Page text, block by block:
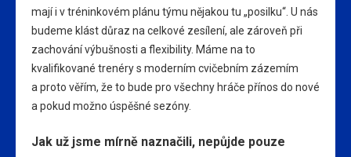
mají i v tréninkovém plánu týmu nějakou tu „posilku“. U nás
budeme klást důraz na celkové zesílení, ale zároveň při
zachování výbušnosti a flexibility. Máme na to
kvalifikované trenéry s moderním cvičebním zázemím
a proto věřím, že to bude pro všechny hráče přínos do nové
a pokud možno úspěšné sezóny.
Jak už jsme mírně naznačili, nepůjde pouze